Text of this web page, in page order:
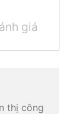
giá
thị công